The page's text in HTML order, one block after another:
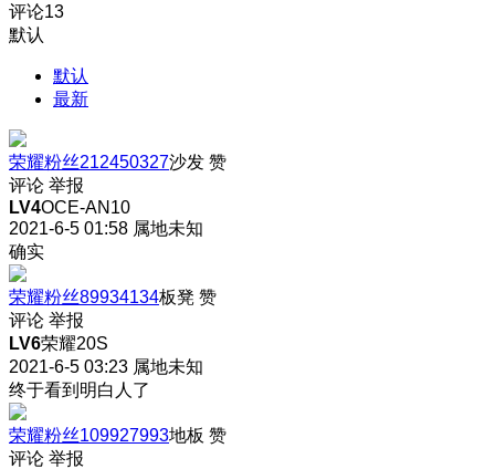
评论13
默认
默认
最新
荣耀粉丝212450327沙发 赞
评论 举报
LV4OCE-AN10
2021-6-5 01:58 属地未知
确实
荣耀粉丝89934134板凳 赞
评论 举报
LV6荣耀20S
2021-6-5 03:23 属地未知
终于看到明白人了
荣耀粉丝109927993地板 赞
评论 举报